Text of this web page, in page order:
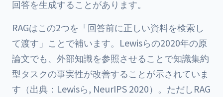
回答を生成することがあります。
RAGはこの2つを「回答前に正しい資料を検索し
て渡す」ことで補います。Lewisらの2020年の原
論文でも、外部知識を参照させることで知識集約
型タスクの事実性が改善することが示されていま
す（出典：Lewisら, NeurIPS 2020）。ただしRAG